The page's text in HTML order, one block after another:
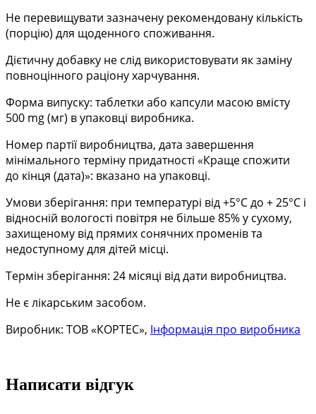
Не перевищувати зазначену рекомендовану кількість
(порцію) для щоденного споживання.
Дієтичну добавку не слід використовувати як заміну
повноцінного раціону харчування.
Форма випуску: таблетки або капсули масою вмісту
500 mg (мг) в упаковці виробника.
Номер партії виробництва, дата завершення
мінімального терміну придатності «Краще спожити
до кінця (дата)»: вказано на упаковці.
Умови зберігання: при температурі від +5°С до + 25°С і
відносній вологості повітря не більше85% у сухому,
захищеному від прямих сонячних променів та
недоступному для дітей місці.
Термін зберігання: 24 місяці від дати виробництва.
Не є лікарським засобом.
Виробник: ТОВ «КОРТЕС», Інформація про виробника
Написати відгук